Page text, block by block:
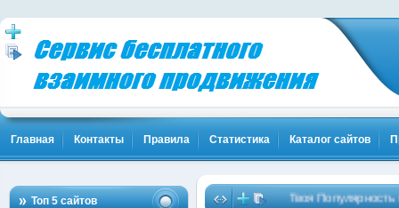
Главная Контакты Правила Статистика Каталог сайтов
Топ 5 сайтов Твоя Популярность и